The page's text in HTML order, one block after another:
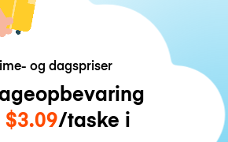
og dagspriser
$3.09/taske i